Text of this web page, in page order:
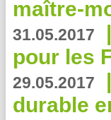
maître-
31.05.2017 |
pour les
29.05.2017 |
durable